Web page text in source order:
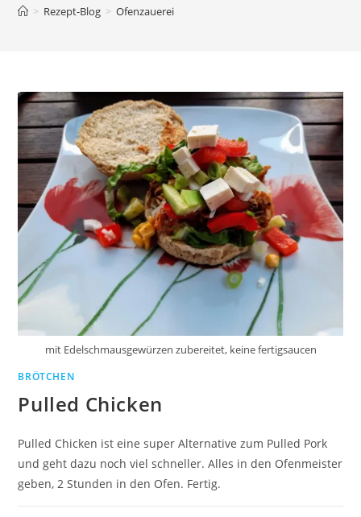
> Rezept-Blog > Ofenzauerei
mit Edelschmausgewürzen zubereitet, keine fertigsaucen
BRÖTCHEN
Pulled Chicken
Pulled Chicken ist eine super Alternative zum Pulled Pork
und geht dazu noch viel schneller. Alles in den Ofenmeister
geben, 2 Stunden in den Ofen. Fertig.